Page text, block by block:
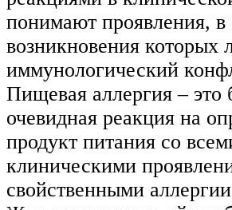
понимают проявления, в
возникновения которых
иммунологический
Пищевая аллергия – это
очевидная реакция на
продукт питания со
клиническими
свойственными